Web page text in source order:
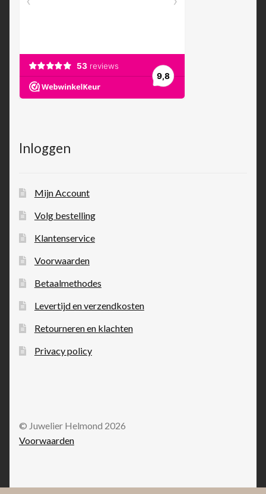
Inloggen
Mijn Account
Volg bestelling
Klantenservice
Voorwaarden
Betaalmethodes
Levertijd en verzendkosten
Retourneren en klachten
Privacy policy
© Juwelier Helmond 2026
Voorwaarden